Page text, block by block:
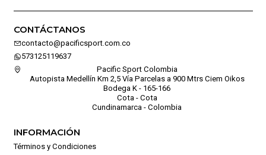
CONTÁCTANOS
contacto@pacificsport.com.co
573125119637
Pacific Sport Colombia
Autopista Medellín Km 2,5 Vía Parcelas a 900 Mtrs Ciem Oikos
Bodega K - 165-166
Cota - Cota
Cundinamarca - Colombia
INFORMACIÓN
Términos y Condiciones